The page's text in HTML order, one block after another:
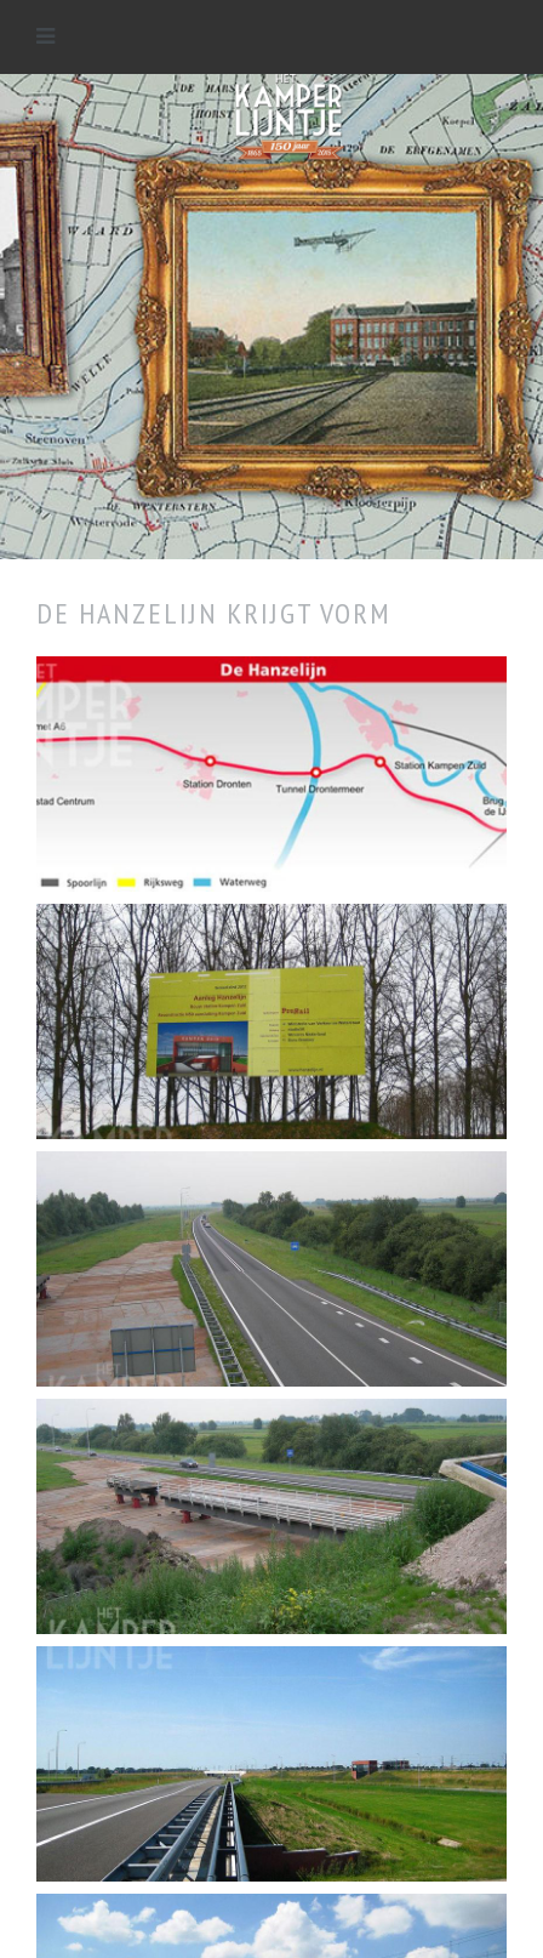
Spoorlijnen in de regio
READ MORE
DE HANZELIJN KRIJGT VORM